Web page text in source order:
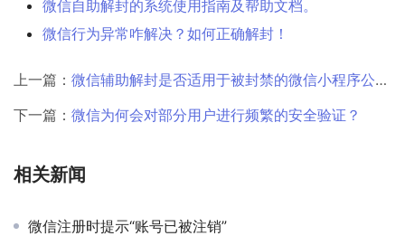
微信自助解封的系统使用指南及帮助文档。
微信行为异常咋解决？如何正确解封！
上一篇： 微信辅助解封是否适用于被封禁的微信小程序公共服务号？
下一篇： 微信为何会对部分用户进行频繁的安全验证？
相关新闻
微信注册时提示“账号已被注销”